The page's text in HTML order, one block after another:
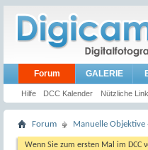
Forum
Hilfe DCC Kalender Nützliche
GALERIE
Forum Manuelle Objektive
Wenn Sie zum ersten Mal im DCC